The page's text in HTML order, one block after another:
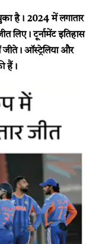
है। 2024 में लगातार
टूर्नामेंट इतिहास
जीते। ऑस्ट्रेलिया और
हैं।